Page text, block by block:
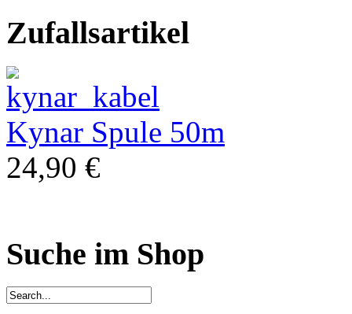
Zufallsartikel
Kynar Spule 50m
24,90 €
Suche im Shop